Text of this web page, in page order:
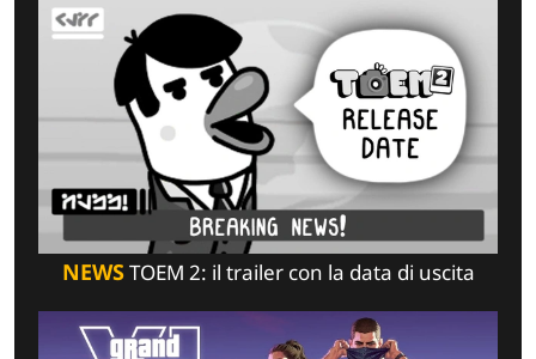
NEWSTOEM 2: il trailer con la data di uscita